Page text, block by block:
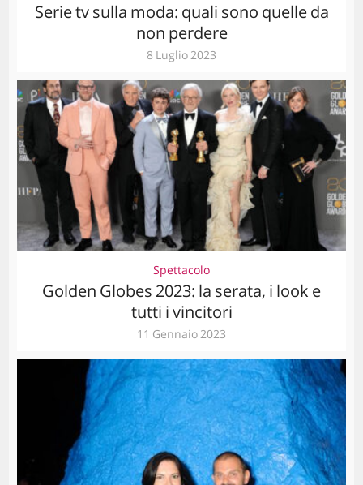
Serie tv sulla moda: quali sono quelle da
non perdere
8 Luglio 2023
Spettacolo
Golden Globes 2023: la serata, i look e
tutti i vincitori
11 Gennaio 2023